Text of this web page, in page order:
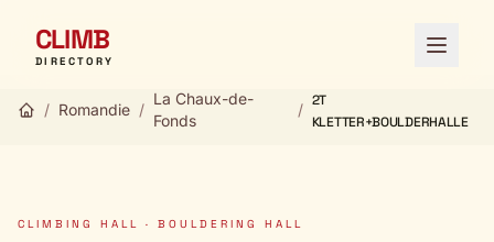
CLIMB
DIRECTORY Open
/ Romandie /
La Chaux-de-
Fonds
/ 2T
KLETTER+BOULDERHALLE
CLIMBING HALL · BOULDERING HALL